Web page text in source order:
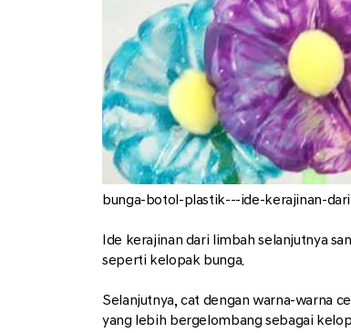
bunga-botol-plastik---ide-kerajinan-
Ide kerajinan dari limbah selanjutnya
seperti kelopak bunga.
Selanjutnya, cat dengan warna-warna
yang lebih bergelombang sebagai